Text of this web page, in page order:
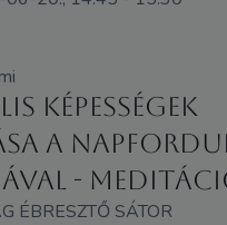
képességek
a
-
ÉBRESZTŐ SÁTOR